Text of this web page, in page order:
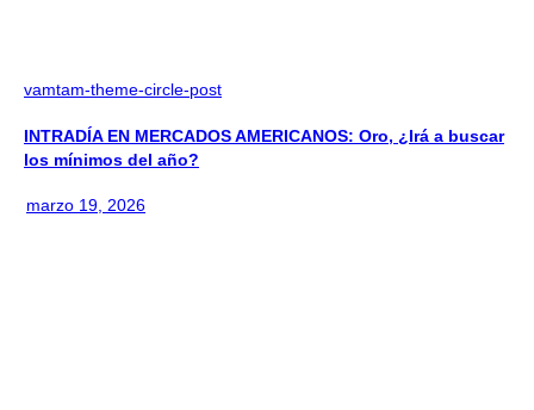
vamtam-theme-circle-post
INTRADÍA EN MERCADOS AMERICANOS: Oro, ¿Irá a buscar
los mínimos del año?
marzo 19, 2026